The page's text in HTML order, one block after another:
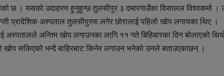
छ । यसको उदाहरण हुनुहुन्छ तुलसीपुर ३ दमारगाउँका विसालल विश्वकर्मा ।
प्रादेशिक अस्पताल तुलसीपुरमा लगेर छोरालाई पहिलो खोप लगायका थिए ।
अन्तिम खोप लगाउनका लागि ११ गते बिहिबारका दिन बोलाएको
खोप सकिएको भन्दै बाहिरबाट किनेर लगाउन भनेको उनले बताउएकाछन् ।